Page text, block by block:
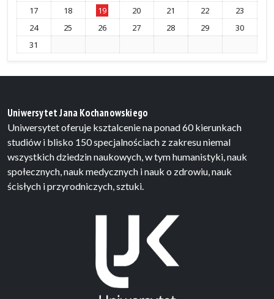
17
18 19 20 21 22
23
24
25 26 27 28 29
30
31
Uniwersytet Jana Kochanowskiego
Uniwersytet oferuje ksztalcenie na ponad 60 kierunkach
studiów i blisko 150 specjalnościach z zakresu niemal
wszystkich dziedzin naukowych, w tym humanistyki, nauk
społecznych, nauk medycznych i nauk o zdrowiu, nauk
ścisłych i przyrodniczych, sztuki.